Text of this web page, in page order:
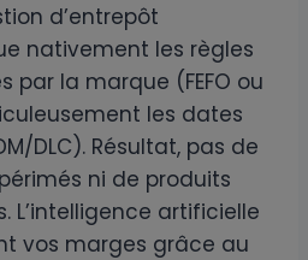
d’entrepôt
nativement les règles
par la marque (FEFO ou
les dates
DLC). Résultat, pas de
ni de produits
L’intelligence artificielle
vos marges grâce au